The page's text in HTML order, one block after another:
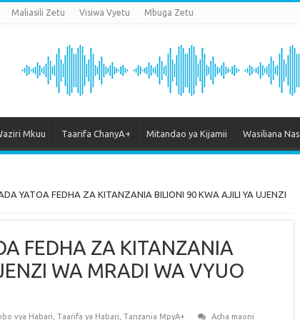
Maliasili Zetu Visiwa Vyetu Mbuga Zetu
Mkuu Taarifa ChanyA+ Mitandao ya Kijamii Wasiliana
YATOA FEDHA ZA KITANZANIA BILIONI 90 KWA AJILI YA UJENZI
FEDHA ZA KITANZANIA
WA MRADI WA VYUO
vya Habari Taarifa ya Habari Tanzania MpyA+
Acha maoni